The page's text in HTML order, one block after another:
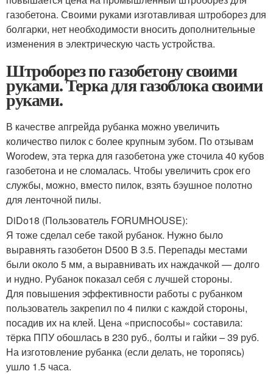
газобетона. Своими руками изготавливая штроборез для
болгарки, нет необходимости вносить дополнительные
изменения в электрическую часть устройства.
Штроборез по газобетону своими
руками. Терка для газоблока своими
руками.
В качестве апгрейда рубанка можно увеличить
количество пилок с более крупным зубом. По отзывам
Worodew, эта терка для газобетона уже сточила 40 кубов
газобетона и не сломалась. Чтобы увеличить срок его
службы, можно, вместо пилок, взять бэушное полотно
для ленточной пилы.
DiDo18 (Пользователь FORUMHOUSE):
Я тоже сделал себе такой рубанок. Нужно было
выравнять газобетон D500 B 3.5. Перепады местами
были около 5 мм, а выравнивать их наждачкой — долго
и нудно. Рубанок показал себя с лучшей стороны.
Для повышения эффективности работы с рубанком
пользователь закрепил по 4 пилки с каждой стороны,
посадив их на клей. Цена «приспособы» составила:
тёрка ППУ обошлась в 230 руб., болты и гайки – 39 руб.
На изготовление рубанка (если делать, не торопясь)
ушло 1.5 часа.